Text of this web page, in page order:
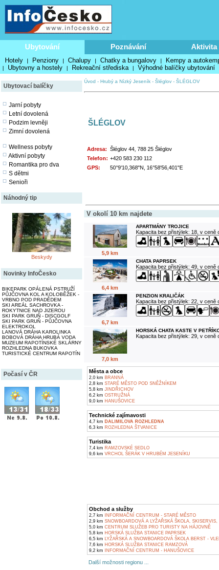
Ubytování Poznávání Aktivita
Hotely | Penziony | Chalupy | Chatky a bungalovy | Kempy a
| Ubytovny a hostely | Rekreační střediska | Výhodné balíčky ubytování
Ubytovací balíčky
Jarní pobyty
Letní dovolená
Podzim levněji
Zimní dovolená
Wellness pobyty
Aktivní pobyty
Romantika pro dva
S dětmi
Senioři
Náhodný tip
Beskydy
Novinky InfoČesko
BIKEPARK OPÁLENÁ PSTRUŽÍ
PŮJČOVNA KOL A KOLOBĚŽEK -
VRBNO POD PRADĚDEM
SKI AREÁL SACHROVKA -
ROKYTNICE NAD JIZEROU
SKI PARK GRUŇ - DISCGOLF
SKI PARK GRUŇ - PŮJČOVNA
ELEKTROKOL
LANOVÁ DRÁHA KAROLINKA
BOBOVÁ DRÁHA HRUBÁ VODA
MUZEUM RAPOTÍNSKÉ SKLÁRNY
ROZHLEDNA BUKOVKA
TURISTICKÉ CENTRUM RAPOTÍN
Počasí v ČR
Úvod - Hrubý a Nízký Jeseník - Šléglov - ŠLÉGLOV
ŠLÉGLOV
Adresa: Šléglov 44, 788 25 Šléglov
Telefon: +420 583 230 112
GPS:
50°9'10,368"N, 16°58'56,401"E
V okolí 10 km najdete
5,9 km
APARTMÁNY TROJICE
Kapacita bez přistýlek: 18, v ceně
6,4 km
CHATA PAPRSEK
Kapacita bez přistýlek: 49, v ceně
6,7 km
PENZION KRALIČÁK
Kapacita bez přistýlek: 22, v ceně
7,0 km
HORSKÁ CHATA KASTE V
Kapacita bez přistýlek: 29, v ceně
Města a obce
2,0 km BRANNÁ
2,8 km STARÉ MĚSTO POD SNĚŽNÍKEM
5,8 km JINDŘICHOV
6,2 km OSTRUŽNÁ
9,0 km HANUŠOVICE
Technické zajímavosti
4,7 km DALIMILOVA ROZHLEDNA
6,3 km ROZHLEDNA ŠTVANICE
Turistika
7,4 km RAMZOVSKÉ SEDLO
9,6 km VRCHOL ŠERÁK V HRUBÉM JESENÍKU
Obchod a služby
2,7 km INFORMAČNÍ CENTRUM - STARÉ MĚSTO
2,9 km SNOWBOARDOVÁ A LYŽAŘSKÁ ŠKOLA,
5,0 km CENTRUM SLUŽEB PRO TURISTY NA HÁJOVNĚ
5,8 km HORSKÁ SLUŽBA STANICE PAPRSEK
6,5 km LYŽAŘSKÁ A SNOWBOARDOVÁ ŠKOLA BERST -
7,6 km HORSKÁ SLUŽBA STANICE RAMZOVÁ
9,2 km INFORMAČNÍ CENTRUM - HANUŠOVICE
Další možnosti regionu ...